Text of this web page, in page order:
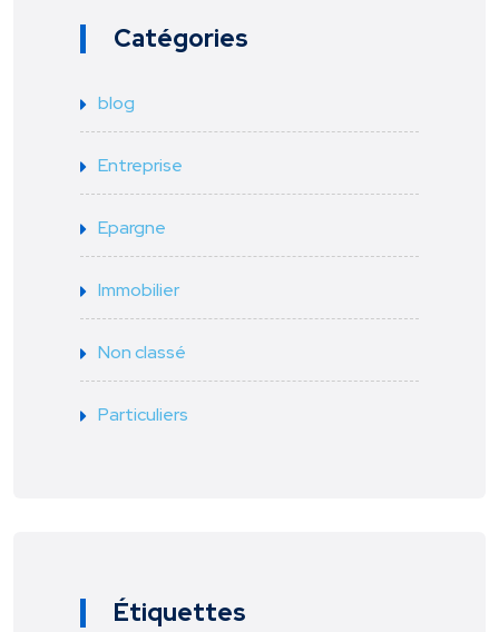
Catégories
blog
Entreprise
Epargne
Immobilier
Non classé
Particuliers
Étiquettes